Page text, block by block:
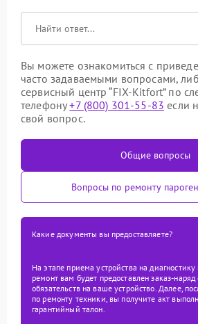
Вы можете ознакомиться с
часто задаваемыми вопросами,
сервисный центр “FIX-Kitfort” по
телефону+7 (800) 301-55-83 если
свой вопрос.
Общие вопросы
Вопросы по ремонту
Какие документы вы предоставляете?
На этапе приема устройства на
ремонт вам будет предоставлен заказ-
обязательств на ваше устройство. Далее,
по ремонту техники, вы получите акт
гарантийный талон.